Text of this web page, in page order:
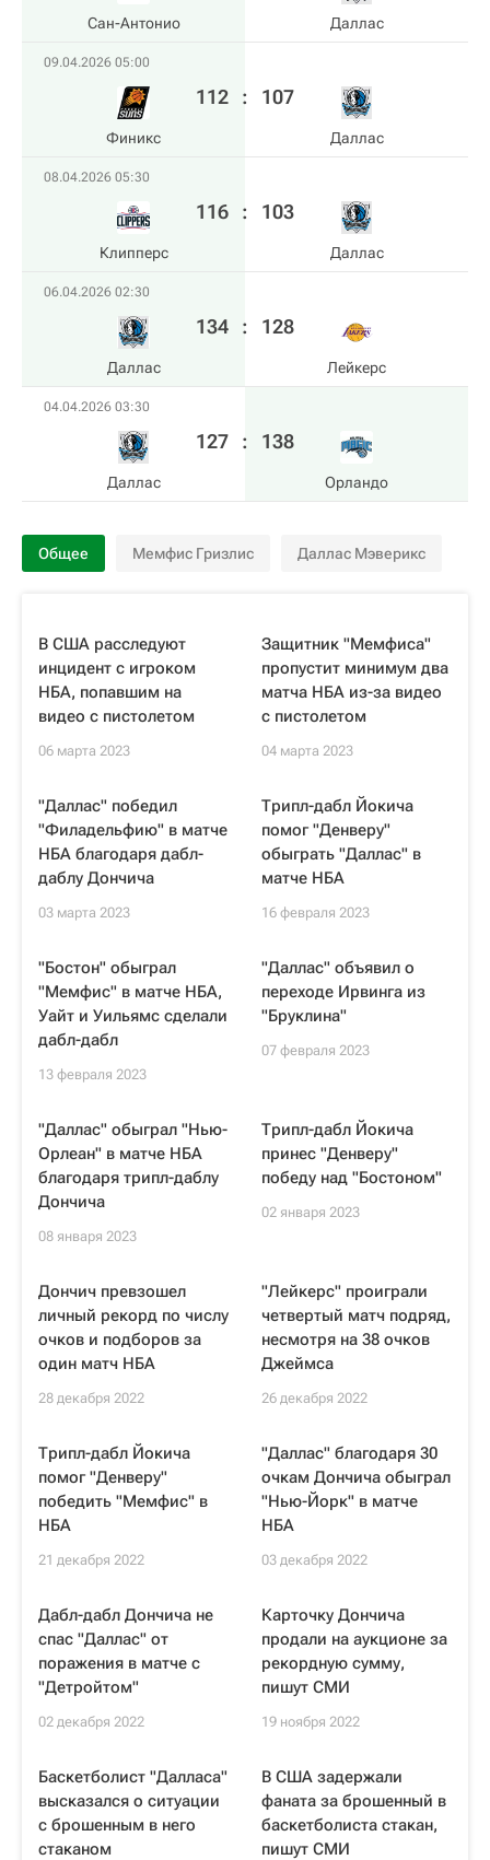
Сан-Антонио Даллас
09.04.2026 05:00
Финикс
112 : 107
Даллас
08.04.2026 05:30
Клипперс
116 : 103
Даллас
06.04.2026 02:30
Даллас
134 : 128
Лейкерс
04.04.2026 03:30
Даллас
127 : 138
Орландо
Общее Мемфис Гризлис Даллас Мэверикс
В США расследуют
инцидент с игроком
НБА, попавшим на
видео с пистолетом
06 марта 2023
Защитник "Мемфиса"
пропустит минимум два
матча НБА из-за видео
с пистолетом
04 марта 2023
"Даллас" победил
"Филадельфию" в матче
НБА благодаря дабл-
даблу Дончича
03 марта 2023
Трипл-дабл Йокича
помог "Денверу"
обыграть "Даллас" в
матче НБА
16 февраля 2023
"Бостон" обыграл
"Мемфис" в матче НБА,
Уайт и Уильямс сделали
дабл-дабл
13 февраля 2023
"Даллас" объявил о
переходе Ирвинга из
"Бруклина"
07 февраля 2023
"Даллас" обыграл "Нью-
Орлеан" в матче НБА
благодаря трипл-даблу
Дончича
08 января 2023
Трипл-дабл Йокича
принес "Денверу"
победу над "Бостоном"
02 января 2023
Дончич превзошел
личный рекорд по числу
очков и подборов за
один матч НБА
28 декабря 2022
"Лейкерс" проиграли
четвертый матч подряд,
несмотря на 38 очков
Джеймса
26 декабря 2022
Трипл-дабл Йокича
помог "Денверу"
победить "Мемфис" в
НБА
21 декабря 2022
"Даллас" благодаря 30
очкам Дончича обыграл
"Нью-Йорк" в матче
НБА
03 декабря 2022
Дабл-дабл Дончича не
спас "Даллас" от
поражения в матче с
"Детройтом"
02 декабря 2022
Карточку Дончича
продали на аукционе за
рекордную сумму,
пишут СМИ
19 ноября 2022
Баскетболист "Далласа"
высказался о ситуации
с брошенным в него
стаканом
В США задержали
фаната за брошенный в
баскетболиста стакан,
пишут СМИ